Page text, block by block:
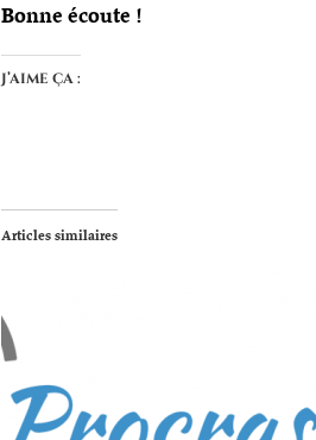
Bonne écoute !
J’aime ça :
Articles similaires